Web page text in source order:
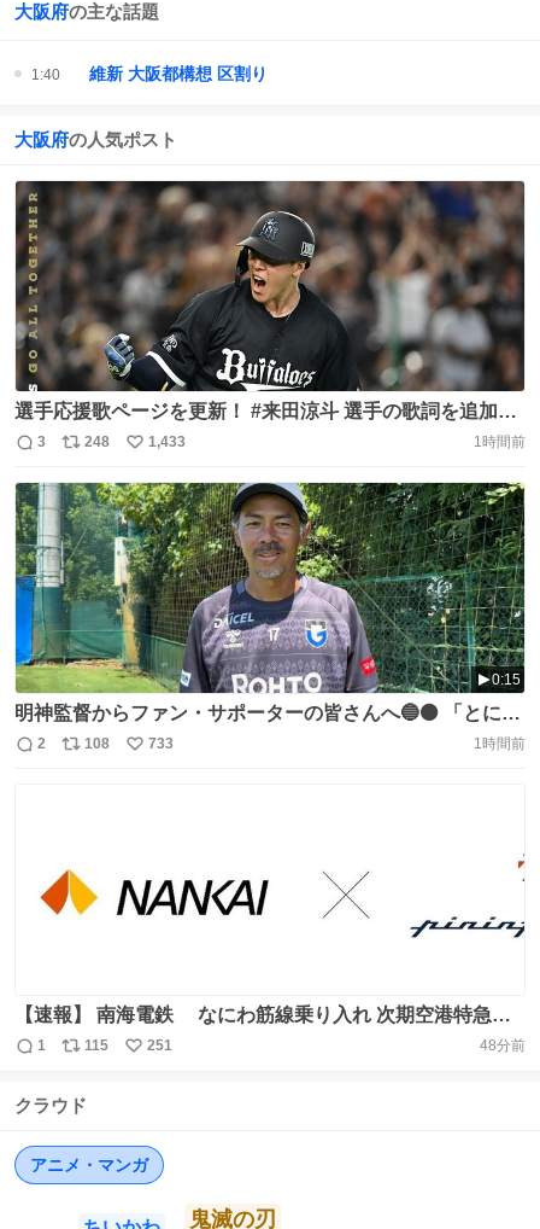
大阪府の主な話題
1:40 維新 大阪都構想 区割り
大阪府の人気ポスト
選手応援歌ページを更新！ #来田涼斗 選手の歌詞を追加し
ました！ https://t.co/Daqft4Kjza 球場で一緒に歌ってバフ
https://t.co/79oh9i6pDO
返
信
数
3
リ
ポ
ス
ト
数
248
い
い
ね
数
1,433 1時間前
0:15
明神監督からファン・サポーターの皆さんへ🔵⚫️ 「とにか
く熱くなるような試合をする。」 浦和戦試合情報はこちら
返
2
リ
108
い
733 1時間前
【速報】 南海電鉄 なにわ筋線乗り入れ 次期空港特急導
入発表 ラピートが築いてきた 「価値と精神を未来に継承」
フラッグシップを共創 デザイン等詳細は今後発表 ※鉄道車
ースより https://t.co/ycgHF6DhdB
返
数
1
リ
ス
数
115
い
251 48分前
クラウド
アニメ・マンガ
鬼滅の刃